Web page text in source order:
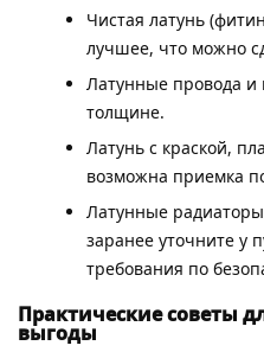
Чистая латунь
лучшее, что можно
Латунные провода
толщине.
Латунь с краской,
возможна приемка
Латунные
заранее уточните у
требования по
Практические советы
выгоды